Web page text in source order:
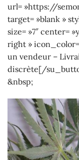
url= »https://
target= »blank »
size= »7″ center=
right »
un vendeur –
discrète[/
&nbsp;